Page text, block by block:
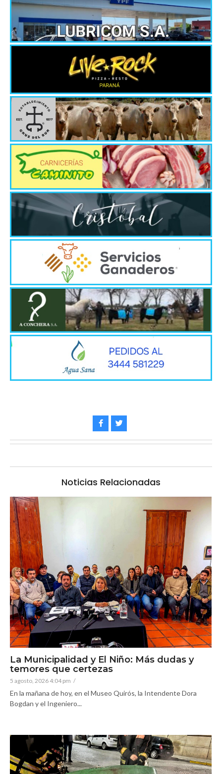
Noticias Relacionadas
La Municipalidad y El Niño: Más dudas y
temores que certezas
5 agosto, 2026 4:04 pm /
En la mañana de hoy, en el Museo Quirós, la Intendente Dora
Bogdan y el Ingeniero...